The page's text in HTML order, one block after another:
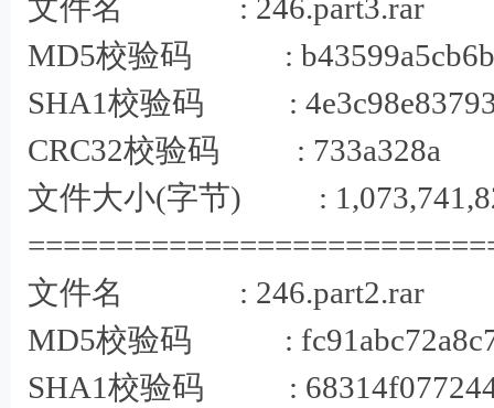
文件名 : 246.part3.rar
MD5校验码 :
SHA1校验码 :
CRC32校验码 : 733a328a
文件大小(字节) :
文件名 : 246.part2.rar
MD5校验码 :
SHA1校验码 :